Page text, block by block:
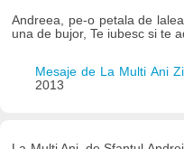
Andreea, pe-o petala de
una de bujor, Te iubesc si te
Mesaje de La Multi Ani
2013